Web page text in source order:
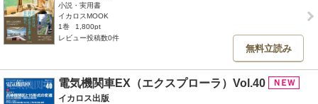
小説・実用書
イカロスMOOK
1巻
1,800pt
レビュー投稿数0件
無料立読み
電気機関車EX（エクスプローラ）Vol.40
イカロス出版